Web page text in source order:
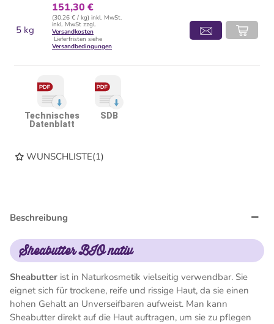
5 kg
151,30 €
(30,26 € / kg) inkl. MwSt.
inkl. MwSt zzgl.
Versandkosten
Lieferfristen siehe
Versandbedingungen
Technisches
Datenblatt
SDB
WUNSCHLISTE(1)
Beschreibung
Sheabutter BIO nativ
Sheabutter ist in Naturkosmetik vielseitig verwendbar. Sie
eignet sich für trockene, reife und rissige Haut, da sie einen
hohen Gehalt an Unverseifbaren aufweist. Man kann
Sheabutter direkt auf die Haut auftragen, um sie zu pflegen